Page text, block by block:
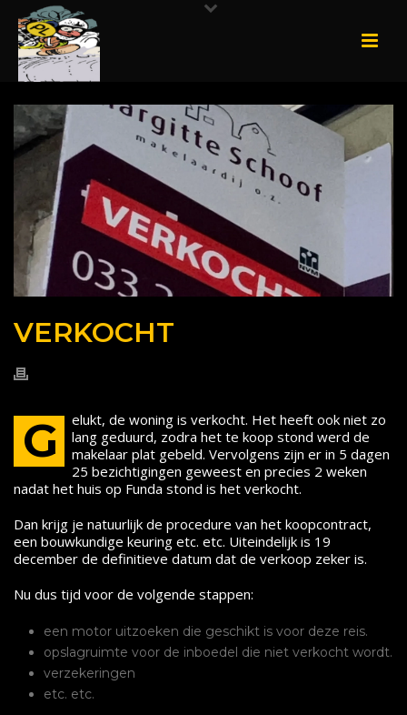
VERKOCHT
G
elukt, de woning is verkocht. Het heeft ook niet zo
lang geduurd, zodra het te koop stond werd de
makelaar plat gebeld. Vervolgens zijn er in 5 dagen
25 bezichtigingen geweest en precies 2 weken
nadat het huis op Funda stond is het verkocht.
Dan krijg je natuurlijk de procedure van het koopcontract,
een bouwkundige keuring etc. etc. Uiteindelijk is 19
december de definitieve datum dat de verkoop zeker is.
Nu dus tijd voor de volgende stappen:
een motor uitzoeken die geschikt is voor deze reis.
opslagruimte voor de inboedel die niet verkocht wordt.
verzekeringen
etc. etc.